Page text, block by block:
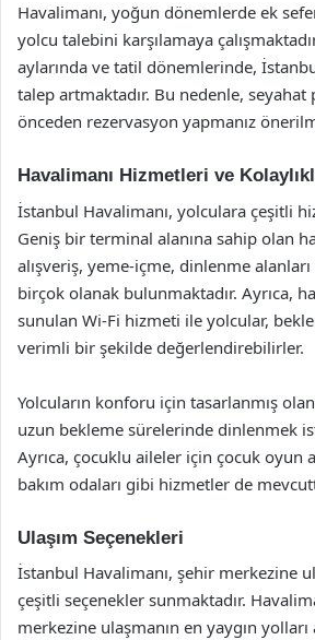
Havalimanı, yoğun dönemlerde ek
yolcu talebini karşılamaya
aylarında ve tatil dönemlerinde,
talep artmaktadır. Bu nedenle, seyahat
önceden rezervasyon yapmanız
Havalimanı Hizmetleri ve
İstanbul Havalimanı, yolculara çeşitli
Geniş bir terminal alanına sahip olan
alışveriş, yeme-içme, dinlenme
birçok olanak bulunmaktadır. Ayrıca,
sunulan Wi-Fi hizmeti ile yolcular,
verimli bir şekilde değerlendirebilirler.
Yolcuların konforu için tasarlanmış
uzun bekleme sürelerinde dinlenmek
Ayrıca, çocuklu aileler için çocuk oyun
bakım odaları gibi hizmetler de
Ulaşım Seçenekleri
İstanbul Havalimanı, şehir merkezine
çeşitli seçenekler sunmaktadır.
merkezine ulaşmanın en yaygın yolları